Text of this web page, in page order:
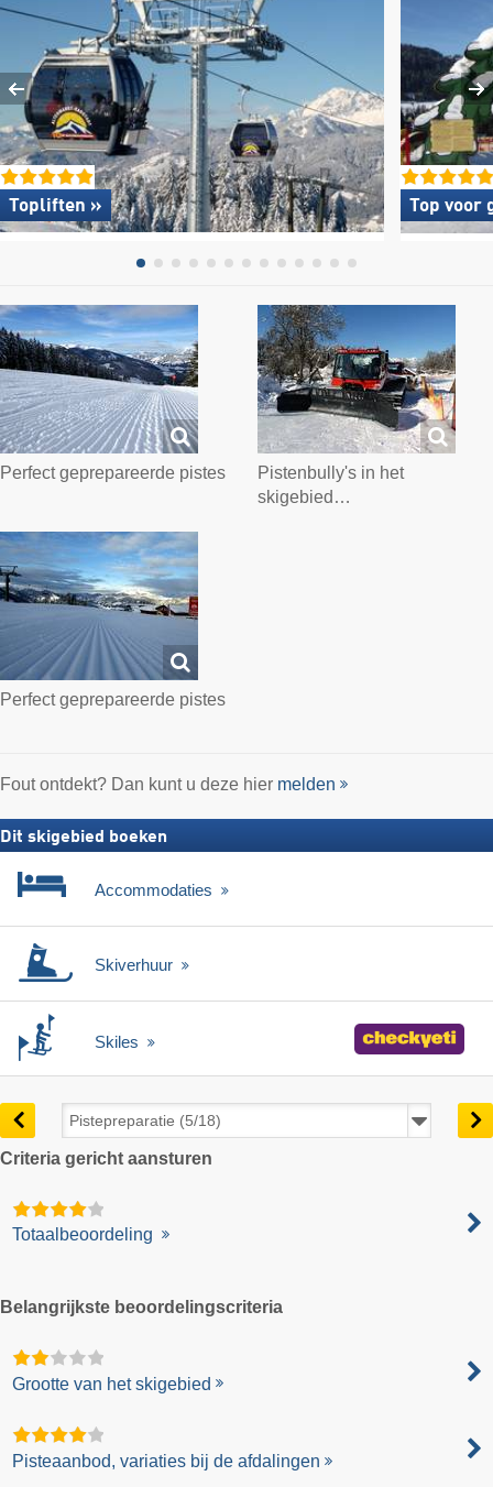
Topliften » Top voor
Perfect geprepareerde pistes
Pistenbully's in het
skigebied…
Perfect geprepareerde pistes
Fout ontdekt? Dan kunt u deze hier melden
Dit skigebied boeken
Accommodaties
Skiverhuur
Skiles
Criteria gericht aansturen
Totaalbeoordeling
Belangrijkste beoordelingscriteria
Grootte van het skigebied
Pisteaanbod, variaties bij de afdalingen